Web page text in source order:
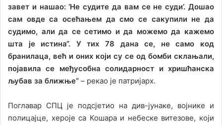
завет и нашао: ‘Не судите да вам се не суди’. Дошао
сам овде са осећањем да смо се сакупили не да
судимо, али да се сетимо и да можемо да кажемо
шта је истина“. У тих 78 дана се, не само код
бранилаца, већ и оних који су се од бомби склањали,
појавила се међусобна солидарност и хришћанска
љубав за ближње“ – рекао је патријарх.
Поглавар СПЦ је подсјетио на див-јунаке, војнике и
полицајце, хероје са Кошара и небеске витезове, који